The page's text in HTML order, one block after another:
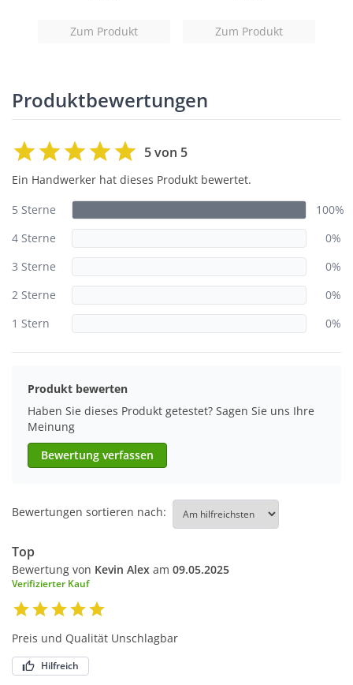
Zum Produkt Zum Produkt
Produktbewertungen
5 von 5
Ein Handwerker hat dieses Produkt bewertet.
5 Sterne
100%
4 Sterne
0%
3 Sterne
0%
2 Sterne
0%
1 Stern
0%
Produkt bewerten
Haben Sie dieses Produkt getestet? Sagen Sie uns Ihre
Meinung
Bewertung verfassen
Bewertungen sortieren nach:
Top
Bewertung von Kevin Alex am 09.05.2025
Verifizierter Kauf
Preis und Qualität Unschlagbar
Hilfreich